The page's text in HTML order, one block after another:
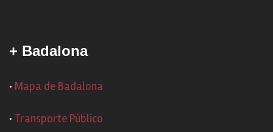
+ Badalona
· Mapa de Badalona
· Transporte Público